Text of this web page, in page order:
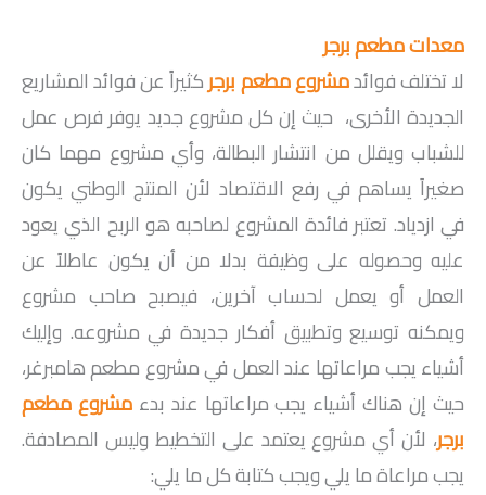
معدات مطعم برجر
لا تختلف فوائدمشروع مطعم برجركثيراً عن فوائد المشاريع
الجديدة الأخرى، حيث إن كل مشروع جديد يوفر فرص عمل
للشباب ويقلل من انتشار البطالة، وأي مشروع مهما كان
صغيراً يساهم في رفع الاقتصاد لأن المنتج الوطني يكون
في ازدياد. تعتبر فائدة المشروع لصاحبه هو الربح الذي يعود
عليه وحصوله على وظيفة بدلا من أن يكون عاطلاً عن
العمل أو يعمل لحساب آخرين، فيصبح صاحب مشروع
ويمكنه توسيع وتطبيق أفكار جديدة في مشروعه. وإليك
أشياء يجب مراعاتها عند العمل في مشروع مطعم هامبرغر،
حيث إن هناك أشياء يجب مراعاتها عند بدء مشروع مطعم
برجر، لأن أي مشروع يعتمد على التخطيط وليس المصادفة.
يجب مراعاة ما يلي ويجب كتابة كل ما يلي: